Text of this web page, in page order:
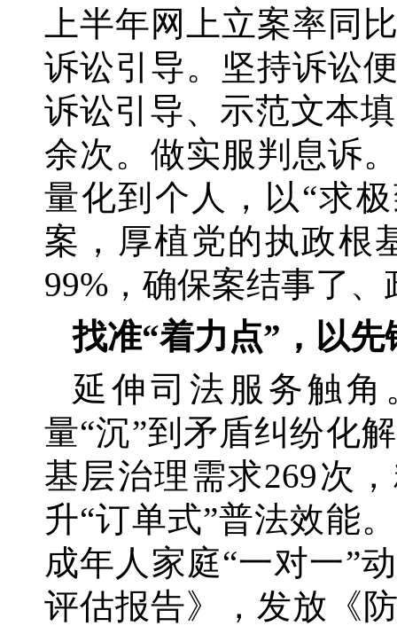
上半年网上立案率同
诉讼引导。坚持诉讼
诉讼引导、示范文本
余次。做实服判息诉
量化到个人，以“求
案，厚植党的执政根
99%，确保案结事了
找准“着力点”，以
延伸司法服务触
量“沉”到矛盾纠纷化
基层治理需求269次
升“订单式”普法效能
成年人家庭“一对一”
评估报告》，发放《